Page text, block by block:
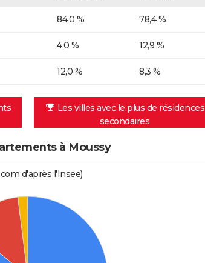
84,0 % 78,4 %
4,0 % 12,9 %
12,0 % 8,3 %
Les villes avec le plus de résidences
secondaires
à Moussy
d'après l'Insee)